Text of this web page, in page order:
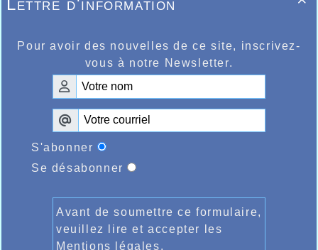
http://bases.athle.com/asp.net/liste.aspx?
l’AHVL, très riche en résultats, le Comité
ainsi que les juges et les athlètes vous
souhaitent à tous une excellente année
2019 avec la santé, joie, bonheur et
réussite.
Lettre d'information
Pour avoir des nouvelles de ce site, inscrivez-
vous à notre Newsletter.
S'abonner
Se désabonner
Avant de soumettre ce formulaire,
veuillez lire et accepter les
Mentions légales.